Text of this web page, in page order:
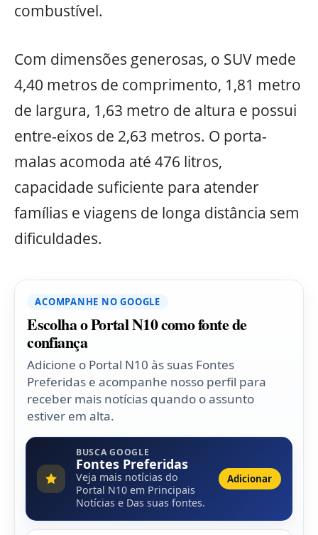
combustível.
Com dimensões generosas, o SUV mede
4,40 metros de comprimento, 1,81 metro
de largura, 1,63 metro de altura e possui
entre-eixos de 2,63 metros. O porta-
malas acomoda até 476 litros,
capacidade suficiente para atender
famílias e viagens de longa distância sem
dificuldades.
ACOMPANHE NO GOOGLE
Escolha o Portal N10 como fonte de
confiança
Adicione o Portal N10 às suas Fontes
Preferidas e acompanhe nosso perfil para
receber mais notícias quando o assunto
estiver em alta.
BUSCA GOOGLE
Fontes Preferidas
Veja mais notícias do
Portal N10 em Principais
Notícias e Das suas fontes.
Adicionar